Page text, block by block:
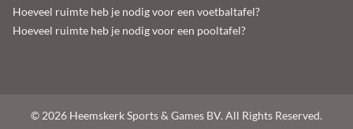
Hoeveel ruimte heb je nodig voor een voetbaltafel?
Hoeveel ruimte heb je nodig voor een pooltafel?
© 2026 Heemskerk Sports & Games BV. All Rights Reserved.